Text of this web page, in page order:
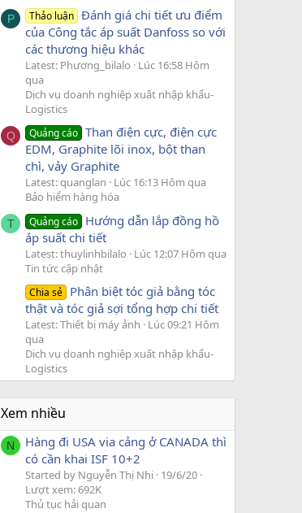
P Thảo luận Đánh giá chi tiết ưu điểm
của Công tắc áp suất Danfoss so với
các thương hiệu khác
Latest: Phương_bilalo
Lúc 16:58 Hôm
qua
Dịch vụ doanh nghiệp xuất nhập khẩu-
Logistics
Q Quảng cáo Than điện cực, điện cực
EDM, Graphite lõi inox, bột than
chì, vảy Graphite
Latest: quanglan
Lúc 16:13 Hôm qua
Bảo hiểm hàng hóa
T Quảng cáo Hướng dẫn lắp đồng hồ
áp suất chi tiết
Latest: thuylinhbilalo
Lúc 12:07 Hôm qua
Tin tức cập nhật
Chia sẻ Phân biệt tóc giả bằng tóc
thật và tóc giả sợi tổng hợp chi tiết
Latest: Thiết bị máy ảnh
Lúc 09:21 Hôm
qua
Dịch vụ doanh nghiệp xuất nhập khẩu-
Logistics
Xem nhiều
N
Hàng đi USA via cảng ở CANADA thì
có cần khai ISF 10+2
Started by Nguyễn Thị Nhi 19/6/20
Lượt xem: 692K
Thủ tục hải quan